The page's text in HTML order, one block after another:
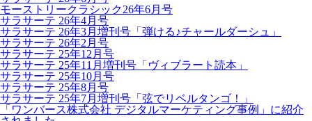
モーストリークラシック26年6月号
サラサーテ 26年4月号
サラサーテ 26年3月増刊号「弾ける♪チャールダーシュ」
サラサーテ 26年2月号
サラサーテ 25年12月号
サラサーテ 25年11月増刊号「ヴィブラート読本」
サラサーテ 25年10月号
サラサーテ 25年8月号
サラサーテ 25年7月増刊号「弦でリベルタンゴ！」
「ワンバース株式会社 デジタルマーケティング事例」に紹介